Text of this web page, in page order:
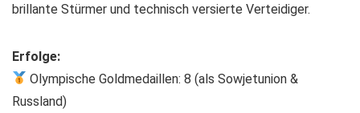
brillante Stürmer und technisch versierte Verteidiger.
Erfolge:
Olympische Goldmedaillen: 8 (als Sowjetunion &
Russland)